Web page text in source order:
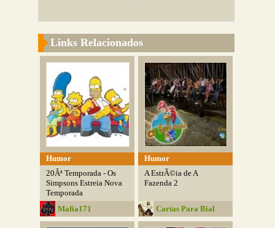
Links Relacionados
Humor
20Âª Temporada - Os
Simpsons Estreia Nova
Temporada
Mafia171
Humor
A EstrÃ©ia de A
Fazenda 2
Cartas Para Bial